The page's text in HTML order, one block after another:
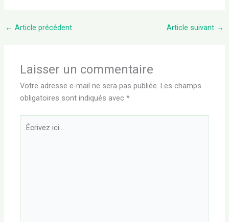
← Article précédent Article suivant →
Laisser un commentaire
Votre adresse e-mail ne sera pas publiée. Les champs
obligatoires sont indiqués avec*
Écrivez
ici…